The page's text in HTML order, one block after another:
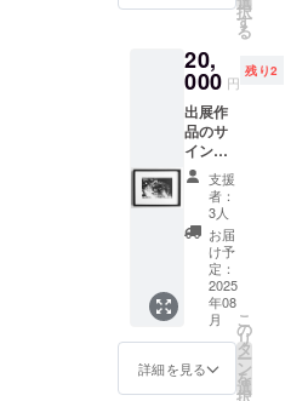
ザラ
シ・ト
ラ・キ
リン・
ワオキ
ツネザ
ル・リ
スザ
ル・ば
ん馬）
12枚 ・
10 ×
14.8 cm
・半光
沢の写
真用紙
・送料
択
す
る
20,
000 円
残り2
出展作
品のサ
イン入
りプリ
ント作
品・キ
リン
（エ
ディ
ション
5、作品
証明書
付き、
額装）
・
支援
者：
3人
お届
け予
定：
2025
年08
月
詳細を見る
こ
の
リ
タ
ー
ン
を
選